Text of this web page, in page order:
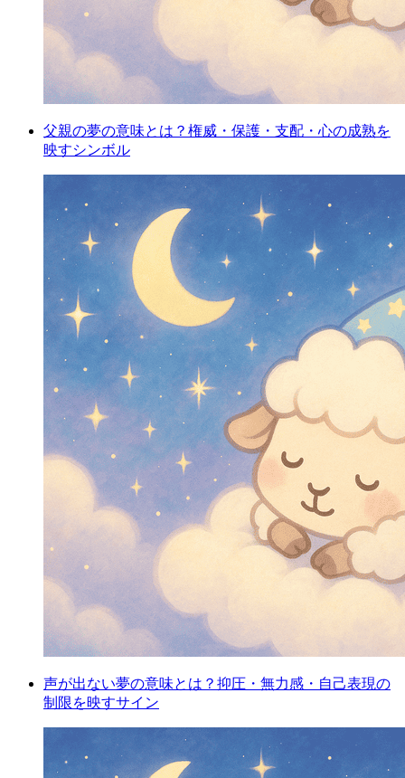
父親の夢の意味とは？権威・保護・支配・心の成熟を
映すシンボル
声が出ない夢の意味とは？抑圧・無力感・自己表現の
制限を映すサイン